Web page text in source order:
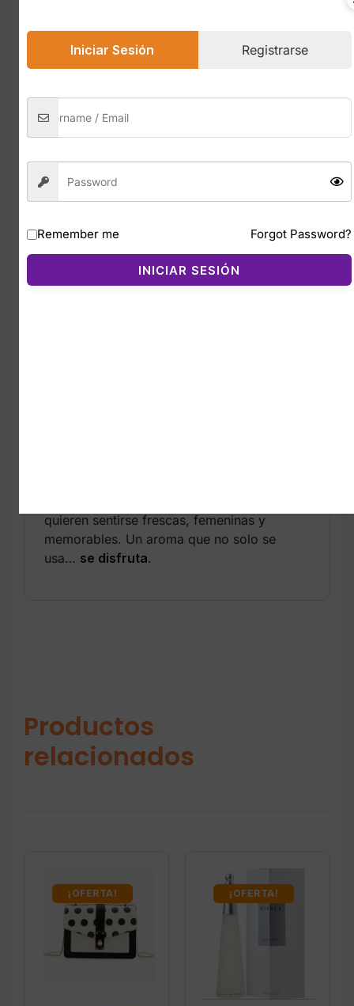
fragancia floral‑afrutada que captura la
elegante y segura. Con más de12,000
reseñas y 4.5 estrellas
perfumes más queridos de la marca Guess .
Su salida combina notas jugosas de
manzana verde, bergamota y fresa
seguidas por un corazón floral depeonía,
ámbar, almizcle y cedro
deja una estela
Fragancia floral afrutada
quieren sentirse frescas, femeninas y
memorables. Un aroma que no solo se
usa… se disfruta.
Productos
relacionados
¡OFERTA! ¡OFERTA!
Iniciar Sesión Registrarse
Remember me Forgot Password?
INICIAR SESIÓN